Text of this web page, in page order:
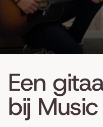
Een
bij